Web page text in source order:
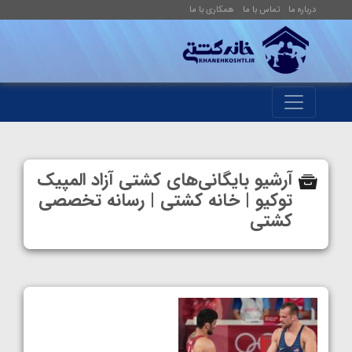
درباره ما تماس با ما همکاری با ما
آرشیو بایگانی‌های کشتی آزاد المپیک
توکیو | خانه کشتی | رسانه تخصصی
کشتی